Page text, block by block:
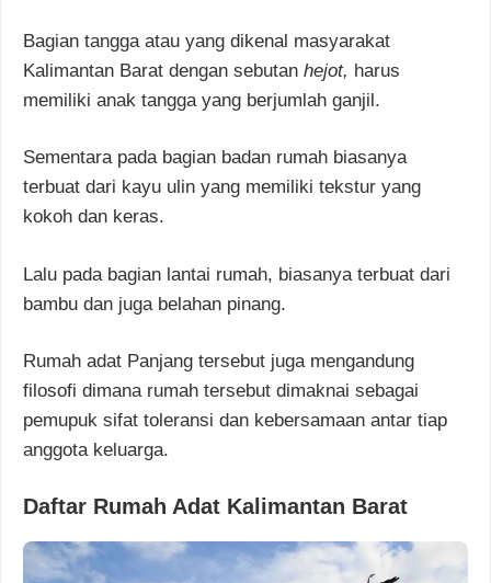
Bagian tangga atau yang dikenal masyarakat
Kalimantan Barat dengan sebutan hejot, harus
memiliki anak tangga yang berjumlah ganjil.
Sementara pada bagian badan rumah biasanya
terbuat dari kayu ulin yang memiliki tekstur yang
kokoh dan keras.
Lalu pada bagian lantai rumah, biasanya terbuat dari
bambu dan juga belahan pinang.
Rumah adat Panjang tersebut juga mengandung
filosofi dimana rumah tersebut dimaknai sebagai
pemupuk sifat toleransi dan kebersamaan antar tiap
anggota keluarga.
Daftar Rumah Adat Kalimantan Barat